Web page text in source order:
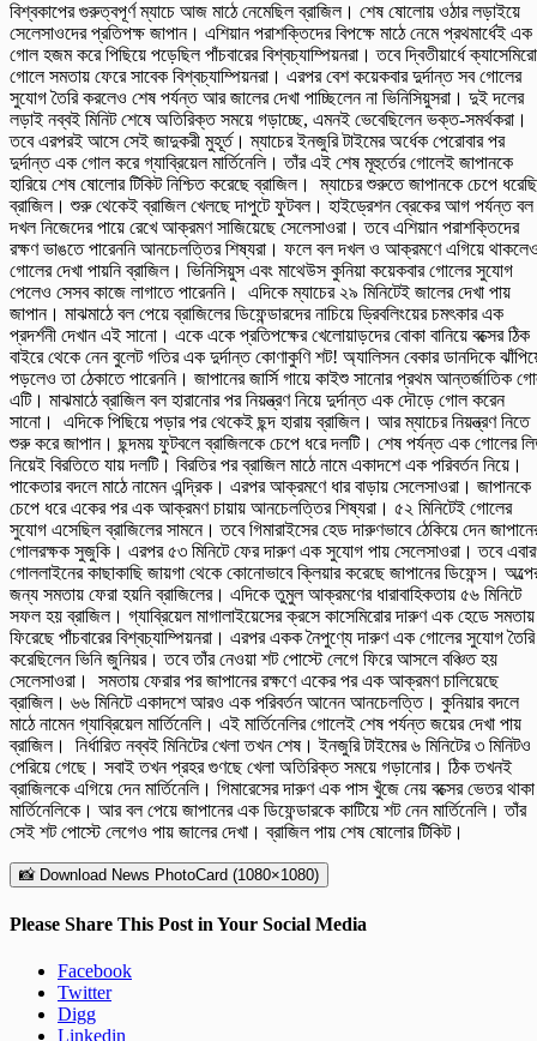
বিশ্বকাপের গুরুত্বপূর্ণ ম্যাচে আজ মাঠে নেমেছিল ব্রাজিল। শেষ ষোলোয় ওঠার লড়াইয়ে
সেলেসাওদের প্রতিপক্ষ জাপান। এশিয়ান পরাশক্তিদের বিপক্ষে মাঠে নেমে প্রথমার্ধেই এক
গোল হজম করে পিছিয়ে পড়েছিল পাঁচবারের বিশ্বচ্যাম্পিয়নরা। তবে দ্বিতীয়ার্ধে
গোলে সমতায় ফেরে সাবেক বিশ্বচ্যাম্পিয়নরা। এরপর বেশ কয়েকবার দুর্দান্ত সব গোলের
সুযোগ তৈরি করলেও শেষ পর্যন্ত আর জালের দেখা পাচ্ছিলেন না ভিনিসিয়ুসরা। দুই দলের
লড়াই নব্বই মিনিট শেষে অতিরিক্ত সময়ে গড়াচ্ছে, এমনই ভেবেছিলেন ভক্ত-সমর্থকরা।
তবে এরপরই আসে সেই জাদুকরী মুহূর্ত। ম্যাচের ইনজুরি টাইমের অর্ধেক পেরোবার পর
দুর্দান্ত এক গোল করে গ্যাব্রিয়েল মার্তিনেলি। তাঁর এই শেষ মূহুর্তের গোলেই জাপানকে
হারিয়ে শেষ ষোলোর টিকিট নিশ্চিত করেছে ব্রাজিল। ম্যাচের শুরুতে জাপানকে চেপে
ব্রাজিল। শুরু থেকেই ব্রাজিল খেলছে দাপুটে ফুটবল। হাইড্রেশন ব্রেকের আগ পর্যন্ত বল
দখল নিজেদের পায়ে রেখে আক্রমণ সাজিয়েছে সেলেসাওরা। তবে এশিয়ান পরাশক্তিদের
রক্ষণ ভাঙতে পারেননি আনচেলত্তির শিষ্যরা। ফলে বল দখল ও আক্রমণে এগিয়ে
গোলের দেখা পায়নি ব্রাজিল। ভিনিসিয়ুস এবং মাথেউস কুনিয়া কয়েকবার গোলের সুযোগ
পেলেও সেসব কাজে লাগাতে পারেননি। এদিকে ম্যাচের ২৯ মিনিটেই জালের দেখা পায়
জাপান। মাঝমাঠে বল পেয়ে ব্রাজিলের ডিফেন্ডারদের নাচিয়ে ড্রিবলিংয়ের চমৎকার এক
প্রদর্শনী দেখান এই সানো। একে একে প্রতিপক্ষের খেলোয়াড়দের বোকা বানিয়ে বক্সের ঠিক
বাইরে থেকে নেন বুলেট গতির এক দুর্দান্ত কোণাকুণি শট! অ্যালিসন বেকার ডানদিকে
পড়লেও তা ঠেকাতে পারেননি। জাপানের জার্সি গায়ে কাইশু সানোর প্রথম আন্তর্জাতিক
এটি। মাঝমাঠে ব্রাজিল বল হারানোর পর নিয়ন্ত্রণ নিয়ে দুর্দান্ত এক দৌড়ে গোল করেন
সানো। এদিকে পিছিয়ে পড়ার পর থেকেই ছন্দ হারায় ব্রাজিল। আর ম্যাচের নিয়ন্ত্রণ নিতে
শুরু করে জাপান। ছন্দময় ফুটবলে ব্রাজিলকে চেপে ধরে দলটি। শেষ পর্যন্ত এক গোলের
নিয়েই বিরতিতে যায় দলটি। বিরতির পর ব্রাজিল মাঠে নামে একাদশে এক পরিবর্তন নিয়ে।
পাকেতার বদলে মাঠে নামেন এন্দ্রিক। এরপর আক্রমণে ধার বাড়ায় সেলেসাওরা। জাপানকে
চেপে ধরে একের পর এক আক্রমণ চায়ায় আনচেলত্তির শিষ্যরা। ৫২ মিনিটেই গোলের
সুযোগ এসেছিল ব্রাজিলের সামনে। তবে গিমারাইসের হেড দারুণভাবে ঠেকিয়ে দেন
গোলরক্ষক সুজুকি। এরপর ৫৩ মিনিটে ফের দারুণ এক সুযোগ পায় সেলেসাওরা। তবে
গোললাইনের কাছাকাছি জায়গা থেকে কোনোভাবে ক্লিয়ার করেছে জাপানের ডিফেন্স।
জন্য সমতায় ফেরা হয়নি ব্রাজিলের। এদিকে তুমুল আক্রমণের ধারাবাহিকতায় ৫৬ মিনিটে
সফল হয় ব্রাজিল। গ্যাব্রিয়েল মাগালাইয়েসের ক্রসে কাসেমিরোর দারুণ এক হেডে সমতায়
ফিরেছে পাঁচবারের বিশ্বচ্যাম্পিয়নরা। এরপর একক নৈপুণ্যে দারুণ এক গোলের সুযোগ তৈরি
করেছিলেন ভিনি জুনিয়র। তবে তাঁর নেওয়া শট পোস্টে লেগে ফিরে আসলে বঞ্চিত হয়
সেলেসাওরা। সমতায় ফেরার পর জাপানের রক্ষণে একের পর এক আক্রমণ চালিয়েছে
ব্রাজিল। ৬৬ মিনিটে একাদশে আরও এক পরিবর্তন আনেন আনচেলত্তি। কুনিয়ার বদলে
মাঠে নামেন গ্যাব্রিয়েল মার্তিনেলি। এই মার্তিনেলির গোলেই শেষ পর্যন্ত জয়ের দেখা পায়
ব্রাজিল। নির্ধারিত নব্বই মিনিটের খেলা তখন শেষ। ইনজুরি টাইমের ৬ মিনিটের ৩ মিনিটও
পেরিয়ে গেছে। সবাই তখন প্রহর গুণছে খেলা অতিরিক্ত সময়ে গড়ানোর। ঠিক তখনই
ব্রাজিলকে এগিয়ে দেন মার্তিনেলি। গিমারেসের দারুণ এক পাস খুঁজে নেয় বক্সের ভেতর থাকা
মার্তিনেলিকে। আর বল পেয়ে জাপানের এক ডিফেন্ডারকে কাটিয়ে শট নেন মার্তিনেলি। তাঁর
সেই শট পোস্টে লেগেও পায় জালের দেখা। ব্রাজিল পায় শেষ ষোলোর টিকিট।
📸 Download News PhotoCard (1080×1080)
Please Share This Post in Your Social Media
Facebook
Twitter
Digg
Linkedin